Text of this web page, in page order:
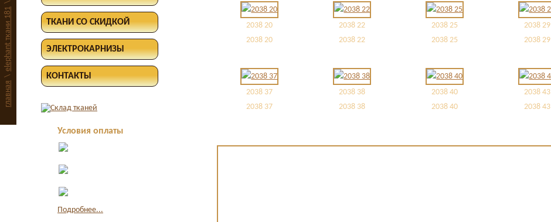
главная
\
elephant ткани 181
\
ТКАНИ СО СКИДКОЙ
ЭЛЕКТРОКАРНИЗЫ
КОНТАКТЫ
Условия оплаты
Подробнее...
2038 20
2038 20
2038 22
2038 22
2038 25
2038 25
2038 29
2038 29
2038 37
2038 37
2038 38
2038 38
2038 40
2038 40
2038 43
2038 43